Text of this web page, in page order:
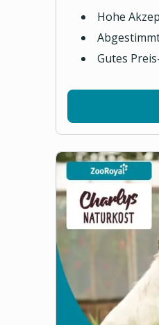
Hohe
Gutes